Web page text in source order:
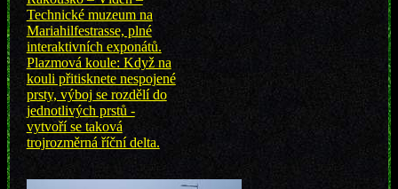
Technické muzeum na
Mariahilfestrasse, plné
interaktivních exponátů.
Plazmová koule: Když na
kouli přitisknete nespojené
prsty, výboj se rozdělí do
jednotlivých prstů -
vytvoří se taková
trojrozměrná říční delta.